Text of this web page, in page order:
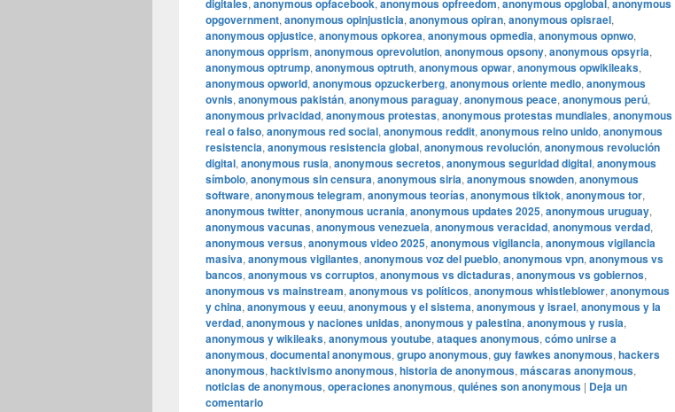
digitales, anonymous opfacebook, anonymous opfreedom, anonymous opglobal, anonymous
opgovernment, anonymous opinjusticia, anonymous opiran, anonymous opisrael,
anonymous opjustice, anonymous opkorea, anonymous opmedia, anonymous opnwo,
anonymous opprism, anonymous oprevolution, anonymous opsony, anonymous opsyria,
anonymous optrump, anonymous optruth, anonymous opwar, anonymous opwikileaks,
anonymous opworld, anonymous opzuckerberg, anonymous oriente medio, anonymous
ovnis, anonymous pakistán, anonymous paraguay, anonymous peace, anonymous perú,
anonymous privacidad, anonymous protestas, anonymous protestas mundiales, anonymous
real o falso, anonymous red social, anonymous reddit, anonymous reino unido, anonymous
resistencia, anonymous resistencia global, anonymous revolución, anonymous revolución
digital, anonymous rusia, anonymous secretos, anonymous seguridad digital, anonymous
símbolo, anonymous sin censura, anonymous siria, anonymous snowden, anonymous
software, anonymous telegram, anonymous teorías, anonymous tiktok, anonymous tor,
anonymous twitter, anonymous ucrania, anonymous updates 2025, anonymous uruguay,
anonymous vacunas, anonymous venezuela, anonymous veracidad, anonymous verdad,
anonymous versus, anonymous video 2025, anonymous vigilancia, anonymous vigilancia
masiva, anonymous vigilantes, anonymous voz del pueblo, anonymous vpn, anonymous vs
bancos, anonymous vs corruptos, anonymous vs dictaduras, anonymous vs gobiernos,
anonymous vs mainstream, anonymous vs políticos, anonymous whistleblower, anonymous
y china, anonymous y eeuu, anonymous y el sistema, anonymous y israel, anonymous y la
verdad, anonymous y naciones unidas, anonymous y palestina, anonymous y rusia,
anonymous y wikileaks, anonymous youtube, ataques anonymous, cómo unirse a
anonymous, documental anonymous, grupo anonymous, guy fawkes anonymous, hackers
anonymous, hacktivismo anonymous, historia de anonymous, máscaras anonymous,
noticias de anonymous, operaciones anonymous, quiénes son anonymous | Deja un
comentario